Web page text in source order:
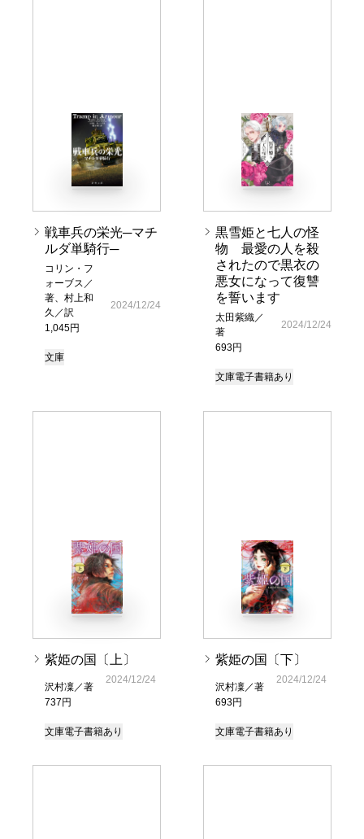
戦車兵の栄光─マチ
ルダ単騎行─
コリン・フ
ォーブス／
著、村上和
久／訳
1,045円
2024/12/24
文庫
黒雪姫と七人の怪
物 最愛の人を殺
されたので黒衣の
悪女になって復讐
を誓います
太田紫織／
著
693円
2024/12/24
文庫電子書籍あり
紫姫の国〔上〕
沢村凜／著
737円
2024/12/24
文庫電子書籍あり
紫姫の国〔下〕
沢村凜／著
693円
2024/12/24
文庫電子書籍あり